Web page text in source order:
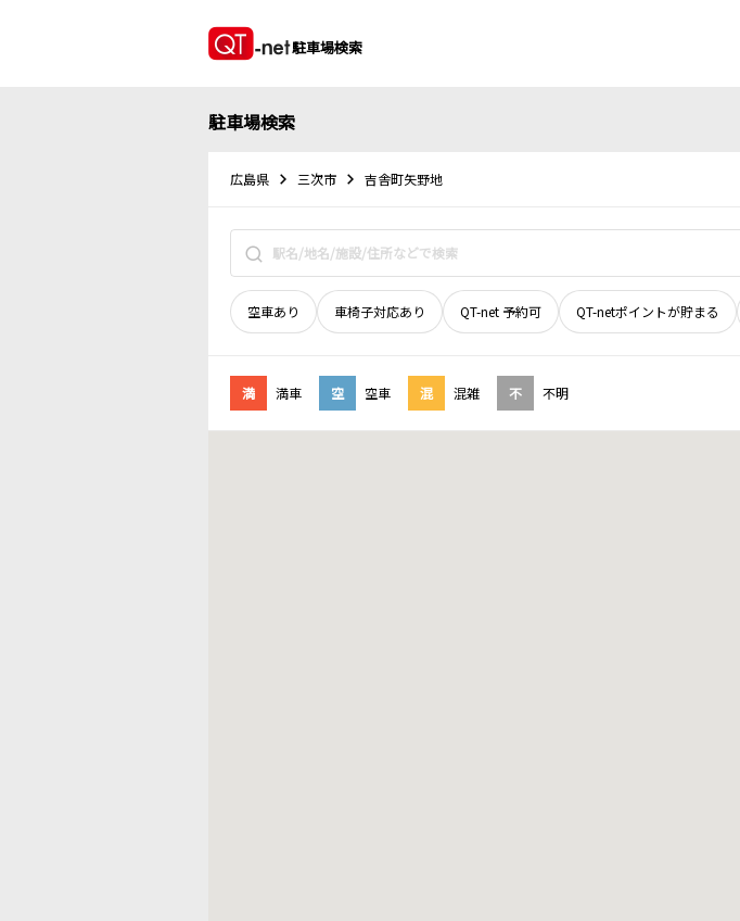
駐車場検索
駐車場検索
広島県 三次市 吉舎町矢野地
空車あり 車椅子対応あり QT-net 予約可 QT-netポイントが貯まる
満 満車 空 空車 混 混雑 不 不明